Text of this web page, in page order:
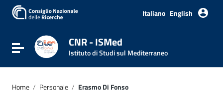
Italiano English
Attiva / disattiva la navigazione
CNR - ISMed
Istituto di Studi sul Mediterraneo
Home / Personale / Erasmo Di Fonso